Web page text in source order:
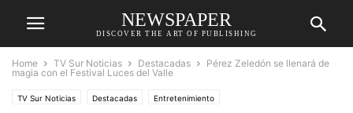
NEWSPAPER
DISCOVER THE ART OF PUBLISHING
Home TV Sur Noticias Destacadas
Pérez Zeledón se llenará de
magia con el Festival Luces del Valle
TV Sur Noticias Destacadas Entretenimiento